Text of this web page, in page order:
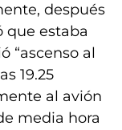
después
que estaba
“ascenso al
19.25
al avión
media hora